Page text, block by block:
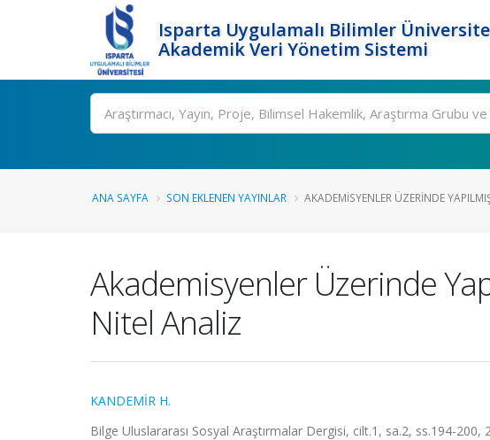
Isparta Uygulamalı Bilimler
Akademik Veri Yönetim Sistemi
Ara
ANA SAYFA SON EKLENEN YAYINLAR AKADEMISYENLER ÜZERINDE
Akademisyenler Üzerinde
Nitel Analiz
KANDEMİR H.
Bilge Uluslararası Sosyal Araştırmalar Dergisi, cilt.1, sa.2, ss.194-200,